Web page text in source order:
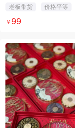
老板带货 价格平等
￥99